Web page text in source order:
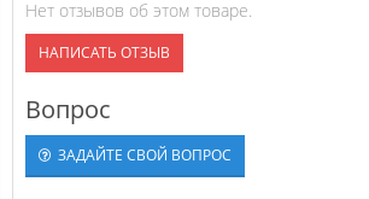
Нет отзывов об этом товаре.
НАПИСАТЬ ОТЗЫВ
Вопрос
ЗАДАЙТЕ СВОЙ ВОПРОС